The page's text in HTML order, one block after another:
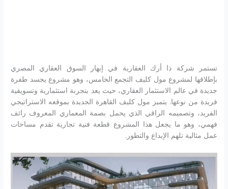
تستمر شركة ذا أرك العقارية في إبهار السوق العقاري المصري
بإطلاقها لمشروع مول كليف التجمع الخامس، وهو مشروع يجسد طفرة
جديدة في عالم الاستثمار العقاري، حيث يعد بتجربة استثمارية وتسويقية
فريدة من نوعها. يتميز مول كليف القاهرة الجديدة بموقعه الاستراتيجي
الفريد، وتصميمه الراقي الذي يحمل بصمة المعماري المعروف رائف
فهمي، وهو ما يجعل هذا المشروع قطعة فنية تجارية تقدم مساحات
عمل مثالية تلهم الإبداع والتطور.